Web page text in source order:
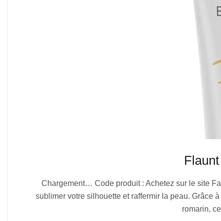
01
Chargement… Code produit : Achetez sur le site
sublimer votre silhouette et raffermir la peau. Grâce
romarin,